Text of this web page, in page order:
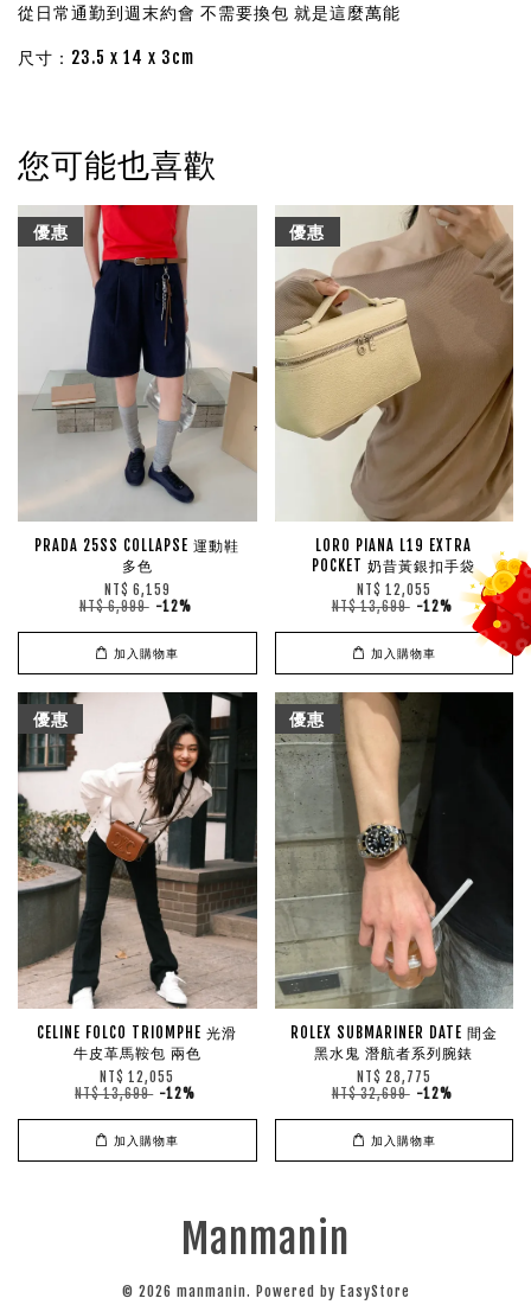
從日常通勤到週末約會 不需要換包 就是這麼萬能
尺寸：23.5 x 14 x 3cm
您可能也喜歡
優惠
PRADA 25SS COLLAPSE 運動鞋
多色
NT$ 6,159
NT$ 6,999 -12%
加入購物車
優惠
LORO PIANA L19 EXTRA
POCKET 奶昔黃銀扣手袋
NT$ 12,055
NT$ 13,699 -12%
加入購物車
優惠
CELINE FOLCO TRIOMPHE 光滑
牛皮革馬鞍包 兩色
NT$ 12,055
NT$ 13,699 -12%
加入購物車
優惠
ROLEX SUBMARINER DATE 間金
黑水鬼 潛航者系列腕錶
NT$ 28,775
NT$ 32,699 -12%
加入購物車
Manmanin
© 2026 manmanin. Powered by EasyStore